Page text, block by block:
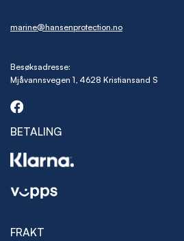
marine@hansenprotection.no
Besøksadresse:
Mjåvannsvegen 1, 4628 Kristiansand S
BETALING
FRAKT